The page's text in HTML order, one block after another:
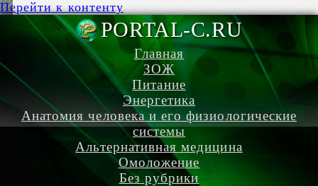
Перейти к контенту
PORTAL-
Главная
ЗОЖ
Питание
Энергетика
Анатомия человека и его физиологические
системы
Альтернативная медицина
Омоложение
Без рубрики